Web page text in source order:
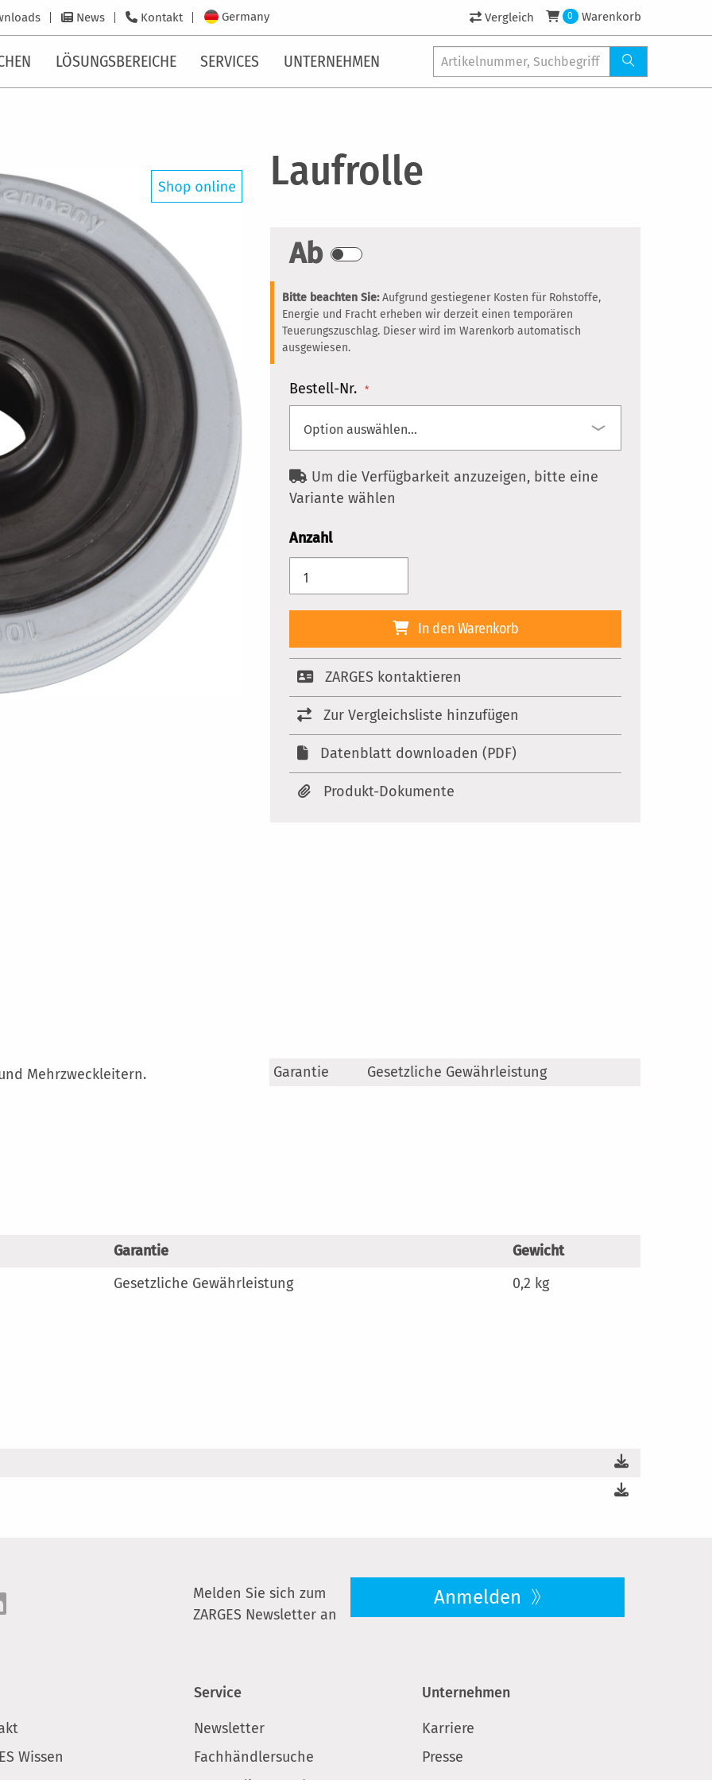
News Kontakt Germany Vergleich 0 Warenkorb
LÖSUNGSBEREICHE SERVICES UNTERNEHMEN
Laufrolle
Ab
Bitte beachten Sie:Aufgrund gestiegener Kosten für Rohstoffe,
Energie und Fracht erheben wir derzeit einen temporären
Teuerungszuschlag. Dieser wird im Warenkorb automatisch
ausgewiesen.
Bestell-Nr.
Um die Verfügbarkeit anzuzeigen, bitte eine
Variante wählen
Anzahl
In den Warenkorb
ZARGES kontaktieren
Zur Vergleichsliste hinzufügen
Datenblatt downloaden (PDF)
Produkt-Dokumente
Mehrzweckleitern.
Mehr
Garantie Gesetzliche Gewährleistung
Garantie
Gewicht
Gesetzliche Gewährleistung
0,2 kg
Melden Sie sich zum
ZARGES Newsletter an
Anmelden
Wissen
Service
Newsletter
Fachhändlersuche
Unternehmen
Karriere
Presse